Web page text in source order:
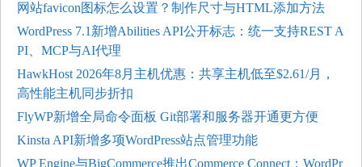
网站favicon图标怎么设置？制作尺寸与HTML添加方法
WordPress 7.1新增Abilities API公开标志：统一支持REST A
PI、MCP与AI代理
HawkHost 2026年8月主机优惠：共享主机低至$2.61/月，
高性能主机同步折扣
FlyWP新增全局命令面板 Git部署和服务器开通更方便
Kinsta API新增多项WordPress站点管理功能
WP Engine与BigCommerce推出Commerce Connect：WordPr